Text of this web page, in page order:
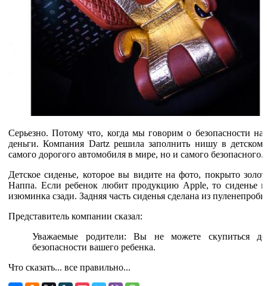
Серьезно. Потому что, когда мы говорим о безопасности
деньги. Компания Dartz решила заполнить нишу в детском
самого дорогого автомобиля в мире, но и самого безопасного.
Детское сиденье, которое вы видите на фото, покрыто
Наппа. Если ребенок любит продукцию Apple, то сиденье
изюминка сзади. Задняя часть сиденья сделана из
Представитель компании сказал:
Уважаемые родители: Вы не можете скупиться
безопасности вашего ребенка.
Что сказать... все правильно...